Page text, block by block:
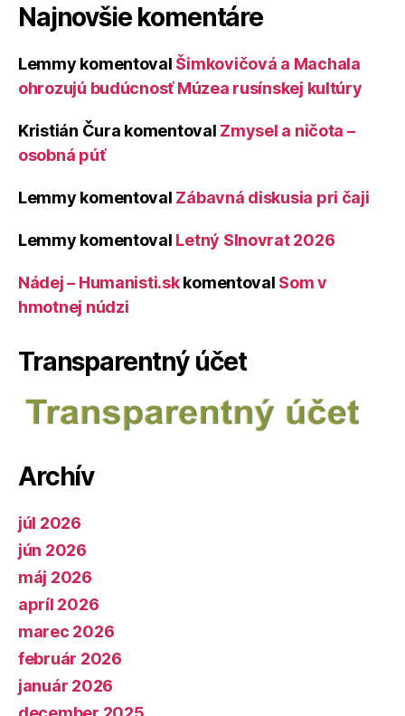
Najnovšie komentáre
Lemmy komentoval Šimkovičová a Machala
ohrozujú budúcnosť Múzea rusínskej kultúry
Kristián Čura komentoval Zmysel a ničota –
osobná púť
Lemmy komentoval Zábavná diskusia pri čaji
Lemmy komentoval Letný Slnovrat 2026
Nádej – Humanisti.skkomentoval Som v
hmotnej núdzi
Transparentný účet
Archív
júl 2026
jún 2026
máj 2026
apríl 2026
marec 2026
február 2026
január 2026